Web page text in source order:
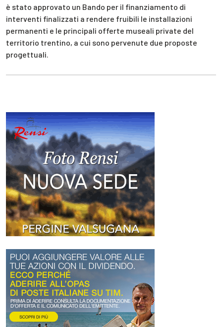
è stato approvato un Bando per il finanziamento di
interventi finalizzati a rendere fruibili le installazioni
permanenti e le principali offerte museali private del
territorio trentino, a cui sono pervenute due proposte
progettuali.